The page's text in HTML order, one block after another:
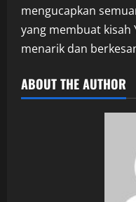
mengucapkan
yang membuat kisah
menarik dan
ABOUT THE AUTHOR